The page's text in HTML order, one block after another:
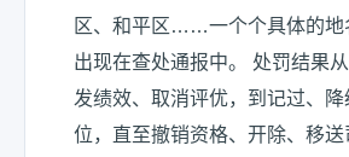
区、和平区……一个个具体的地
出现在查处通报中。 处罚结果
发绩效、取消评优，到记过、降
位，直至撤销资格、开除、移送